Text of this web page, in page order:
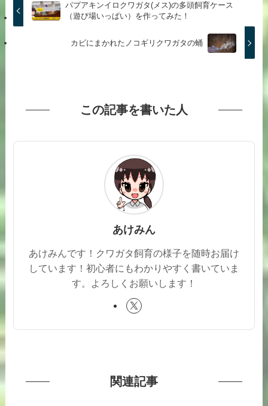
パプアキンイロクワガタ(メス)の多頭飼育ケース
（遊び場いっぱい）を作ってみた！
カビにまかれたノコギリクワガタの蛹
この記事を書いた人
あけみん
あけみんです！クワガタ飼育の様子を随時お届け
しています！初心者にもわかりやすく書いていま
す。よろしくお願いします！
関連記事